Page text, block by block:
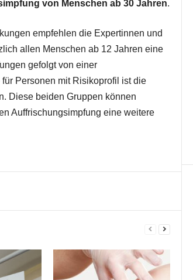
von Menschen ab 30 Jahren.
empfehlen die Expertinnen und
allen Menschen ab 12 Jahren eine
gefolgt von einer
Personen mit Risikoprofil ist die
Diese beiden Gruppen können
Auffrischungsimpfung eine weitere